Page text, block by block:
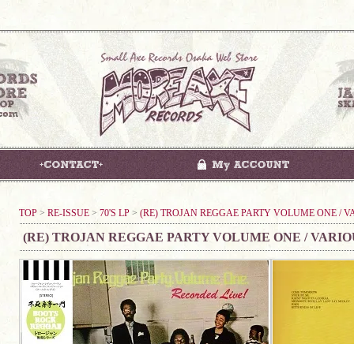
TOP > RE-ISSUE > 70'S LP > (RE) TROJAN REGGAE PARTY VOLUME ONE /
(RE) TROJAN REGGAE PARTY VOLUME ONE /